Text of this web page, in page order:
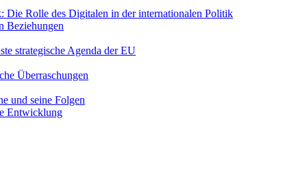
Die Rolle des Digitalen in der internationalen Politik
Beziehungen
strategische Agenda der EU
Überraschungen
und seine Folgen
Entwicklung